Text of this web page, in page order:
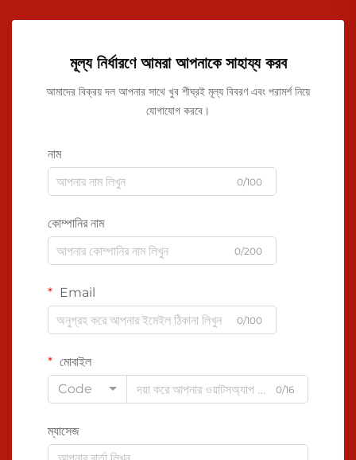
মূল্য নির্ধারণে আমরা আপনাকে সাহায্য করব
আমাদের বিক্রয় দল আপনার সাথে খুব শীঘ্রই মূল্য বিবরণ এবং পরামর্শ নিয়ে
যোগাযোগ করবে।
নাম
0/100
কোম্পানির নাম
0/200
Email
0/100
মোবাইল
Code
0/16
ম্যাসেজ